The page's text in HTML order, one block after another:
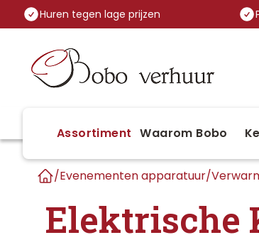
Huren tegen lage prijzen
Assortiment Waarom Bobo
/Evenementen apparatuur/
Elektrische